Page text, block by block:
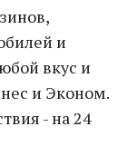
и
вкус и
и Эконом.
- на 24